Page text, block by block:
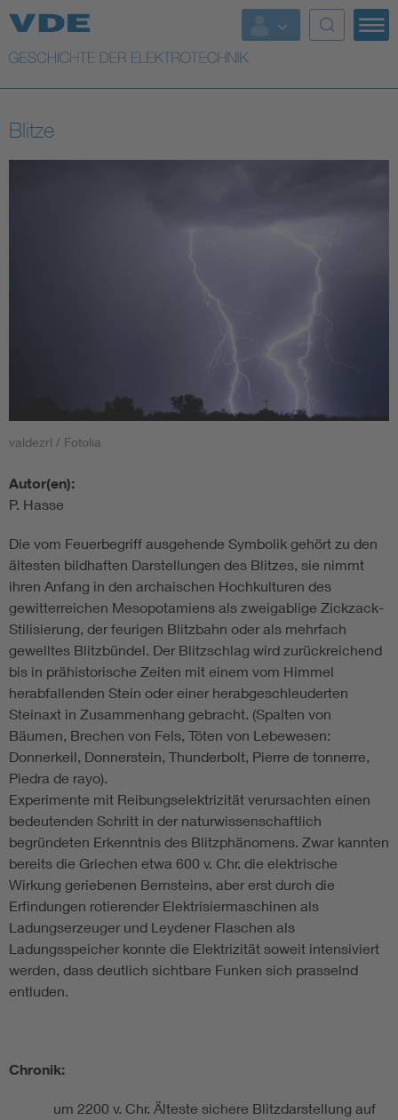
Top Themen
Weitere Themen
Blitze
valdezrl / Fotolia
Autor(en):
P. Hasse
Die vom Feuerbegriff ausgehende Symbolik gehört zu den
ältesten bildhaften Darstellungen des Blitzes, sie nimmt
ihren Anfang in den archaischen Hochkulturen des
gewitterreichen Mesopotamiens als zweigablige Zickzack-
Stilisierung, der feurigen Blitzbahn oder als mehrfach
gewelltes Blitzbündel. Der Blitzschlag wird zurückreichend
bis in prähistorische Zeiten mit einem vom Himmel
herabfallenden Stein oder einer herabgeschleuderten
Steinaxt in Zusammenhang gebracht. (Spalten von
Bäumen, Brechen von Fels, Töten von Lebewesen:
Donnerkeil, Donnerstein, Thunderbolt, Pierre de tonnerre,
Piedra de rayo).
Experimente mit Reibungselektrizität verursachten einen
bedeutenden Schritt in der naturwissenschaftlich
begründeten Erkenntnis des Blitzphänomens. Zwar kannten
bereits die Griechen etwa 600 v. Chr. die elektrische
Wirkung geriebenen Bernsteins, aber erst durch die
Erfindungen rotierender Elektrisiermaschinen als
Ladungserzeuger und Leydener Flaschen als
Ladungsspeicher konnte die Elektrizität soweit intensiviert
werden, dass deutlich sichtbare Funken sich prasselnd
entluden.
Chronik:
um 2200 v. Chr. Älteste sichere Blitzdarstellung auf